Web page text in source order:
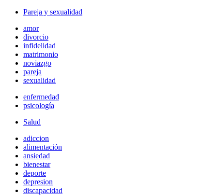
Pareja y sexualidad
amor
divorcio
infidelidad
matrimonio
noviazgo
pareja
sexualidad
enfermedad
psicología
Salud
adiccion
alimentación
ansiedad
bienestar
deporte
depresion
discapacidad